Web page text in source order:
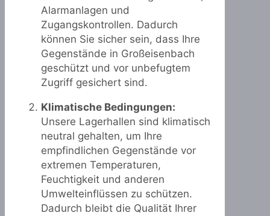
Alarmanlagen und
Zugangskontrollen. Dadurch
können Sie sicher sein, dass Ihre
Gegenstände in Großeisenbach
geschützt und vor unbefugtem
Zugriff gesichert sind.
Klimatische Bedingungen:
Unsere Lagerhallen sind klimatisch
neutral gehalten, um Ihre
empfindlichen Gegenstände vor
extremen Temperaturen,
Feuchtigkeit und anderen
Umwelteinflüssen zu schützen.
Dadurch bleibt die Qualität Ihrer